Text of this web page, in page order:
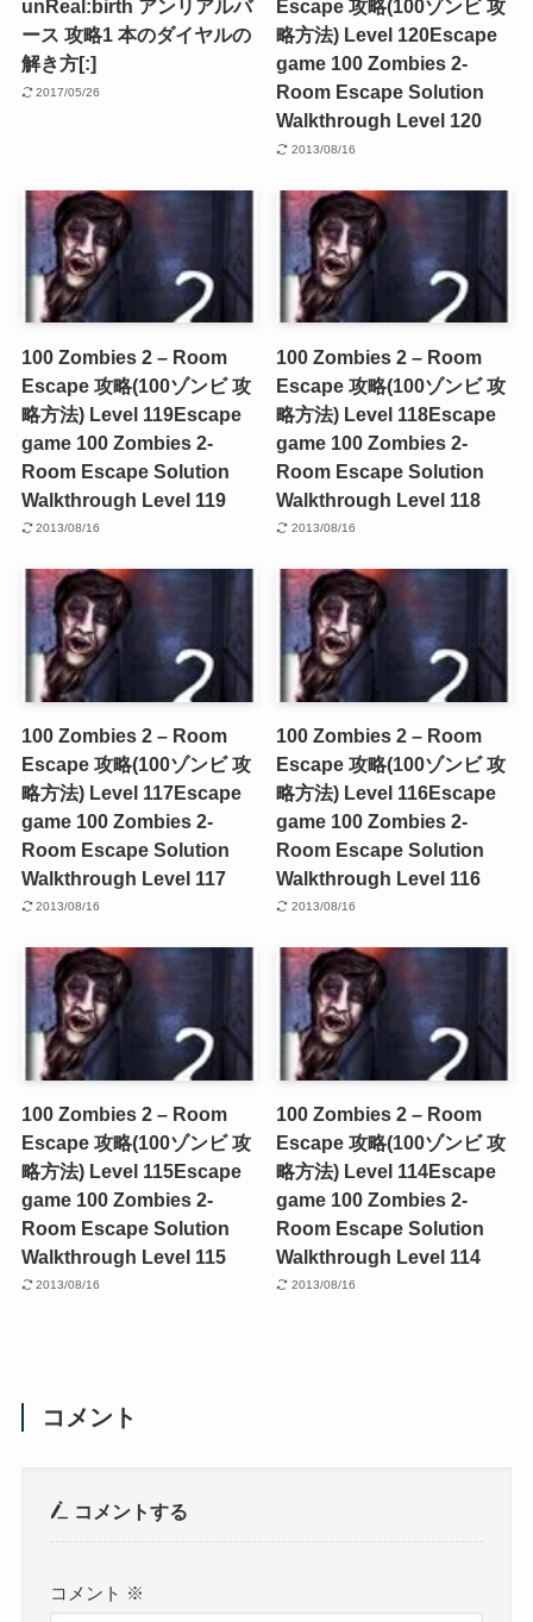
unReal:birth アンリアルバ
ース 攻略1 本のダイヤルの
解き方[:]
2017/05/26
Escape 攻略(100ゾンビ 攻
略方法) Level 120Escape
game 100 Zombies 2-
Room Escape Solution
Walkthrough Level 120
2013/08/16
100 Zombies 2 – Room
Escape 攻略(100ゾンビ 攻
略方法) Level 119Escape
game 100 Zombies 2-
Room Escape Solution
Walkthrough Level 119
2013/08/16
100 Zombies 2 – Room
Escape 攻略(100ゾンビ 攻
略方法) Level 118Escape
game 100 Zombies 2-
Room Escape Solution
Walkthrough Level 118
2013/08/16
100 Zombies 2 – Room
Escape 攻略(100ゾンビ 攻
略方法) Level 117Escape
game 100 Zombies 2-
Room Escape Solution
Walkthrough Level 117
2013/08/16
100 Zombies 2 – Room
Escape 攻略(100ゾンビ 攻
略方法) Level 116Escape
game 100 Zombies 2-
Room Escape Solution
Walkthrough Level 116
2013/08/16
100 Zombies 2 – Room
Escape 攻略(100ゾンビ 攻
略方法) Level 115Escape
game 100 Zombies 2-
Room Escape Solution
Walkthrough Level 115
2013/08/16
100 Zombies 2 – Room
Escape 攻略(100ゾンビ 攻
略方法) Level 114Escape
game 100 Zombies 2-
Room Escape Solution
Walkthrough Level 114
2013/08/16
コメント
コメントする
コメント ※